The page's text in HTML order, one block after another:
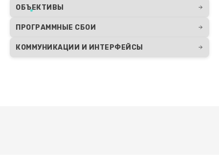
ОБЪЕКТИВЫ
ПРОГРАММНЫЕ СБОИ
КОММУНИКАЦИИ И ИНТЕРФЕЙСЫ